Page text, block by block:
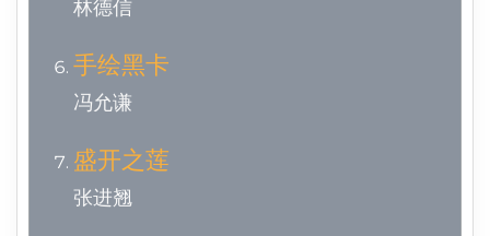
林德信
手绘黑卡
冯允谦
盛开之莲
张进翘